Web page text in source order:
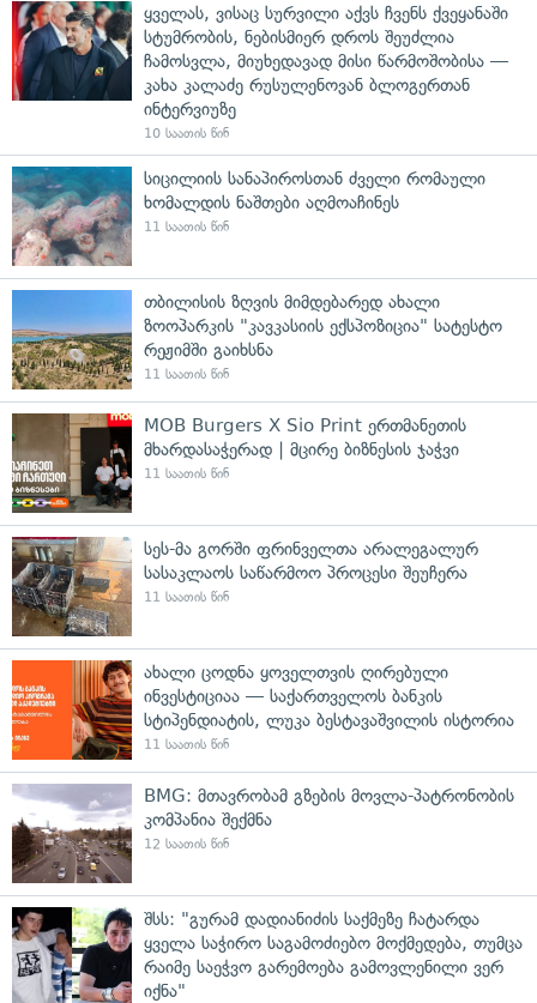
ყველას, ვისაც სურვილი აქვს ჩვენს ქვეყანაში
სტუმრობის, ნებისმიერ დროს შეუძლია
ჩამოსვლა, მიუხედავად მისი წარმოშობისა —
კახა კალაძე რუსულენოვან ბლოგერთან
ინტერვიუზე
10 საათის წინ
სიცილიის სანაპიროსთან ძველი რომაული
ხომალდის ნაშთები აღმოაჩინეს
11 საათის წინ
თბილისის ზღვის მიმდებარედ ახალი
ზოოპარკის "კავკასიის ექსპოზიცია" სატესტო
რეჟიმში გაიხსნა
11 საათის წინ
MOB Burgers X Sio Print ერთმანეთის
მხარდასაჭერად | მცირე ბიზნესის ჯაჭვი
11 საათის წინ
სეს-მა გორში ფრინველთა არალეგალურ
სასაკლაოს საწარმოო პროცესი შეუჩერა
11 საათის წინ
ახალი ცოდნა ყოველთვის ღირებული
ინვესტიციაა — საქართველოს ბანკის
სტიპენდიატის, ლუკა ბესტავაშვილის ისტორია
11 საათის წინ
BMG: მთავრობამ გზების მოვლა-პატრონობის
კომპანია შექმნა
12 საათის წინ
შსს: "გურამ დადიანიძის საქმეზე ჩატარდა
ყველა საჭირო საგამოძიებო მოქმედება, თუმცა
რაიმე საეჭვო გარემოება გამოვლენილი ვერ
იქნა"